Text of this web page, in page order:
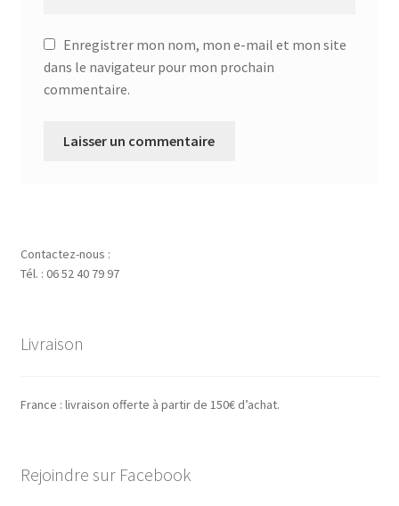
Enregistrer mon nom, mon e-mail et mon site
dans le navigateur pour mon prochain
commentaire.
Contactez-nous :
Tél. : 06 52 40 79 97
Livraison
France : livraison offerte à partir de 150€ d’achat.
Rejoindre sur Facebook